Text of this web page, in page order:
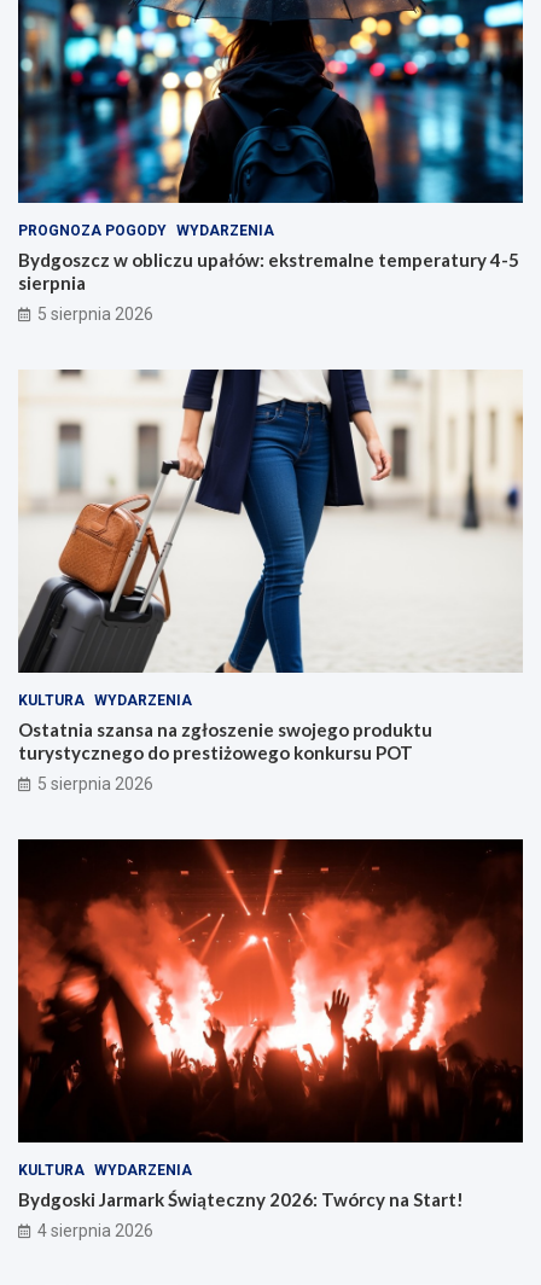
PROGNOZA POGODY WYDARZENIA
Bydgoszcz w obliczu upałów: ekstremalne temperatury 4-5
sierpnia
5 sierpnia 2026
KULTURA WYDARZENIA
Ostatnia szansa na zgłoszenie swojego produktu
turystycznego do prestiżowego konkursu POT
5 sierpnia 2026
KULTURA WYDARZENIA
Bydgoski Jarmark Świąteczny 2026: Twórcy na Start!
4 sierpnia 2026